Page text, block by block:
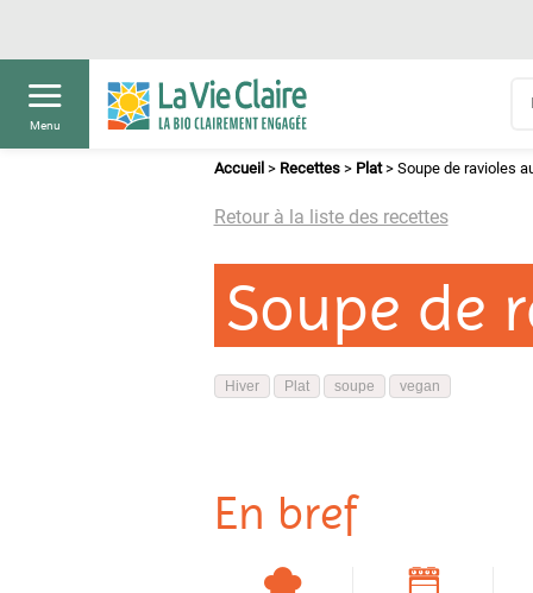
Menu
Accueil > Recettes> Plat> Soupe de ravioles
Retour à la liste des recettes
Soupe de
Hiver Plat soupe vegan
En bref